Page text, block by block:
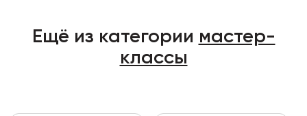
Ещё из категории мастер-
классы